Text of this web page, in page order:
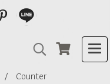
Counter